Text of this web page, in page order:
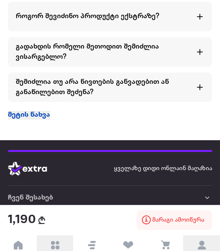
1,190 მარაგი ამოიწურა
შორის
პოლიბოჭკოვანი ქსოვილით
პოლიესტერი
როგორ შევიძინო პროდუქტი ექსტრაზე?
გადახდის რომელი მეთოდით შემიძლია
ვისარგებლო?
შემიძლია თუ არა ნივთების განვადებით ან
განაწილებით შეძენა?
მეტის ნახვა
ყველაზე დიდი ონლაინ მაღაზია
ჩვენ შესახებ
წესები და პირობები
პარტნიორებისთვის